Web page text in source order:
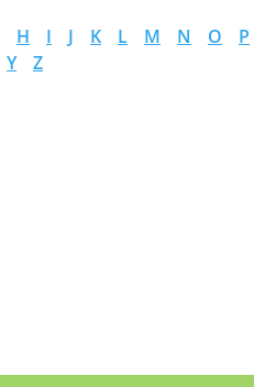
H I J K L M N O
P
Y Z